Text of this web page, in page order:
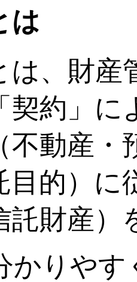
は
は、財
契約」に
不動産
目的）
託財産）
かりやす